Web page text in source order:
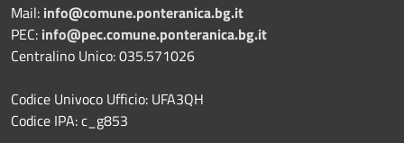
Mail: info@comune.ponteranica.bg.it
PEC: info@pec.comune.ponteranica.bg.it
Centralino Unico: 035.571026
Codice Univoco Ufficio: UFA3QH
Codice IPA: c_g853